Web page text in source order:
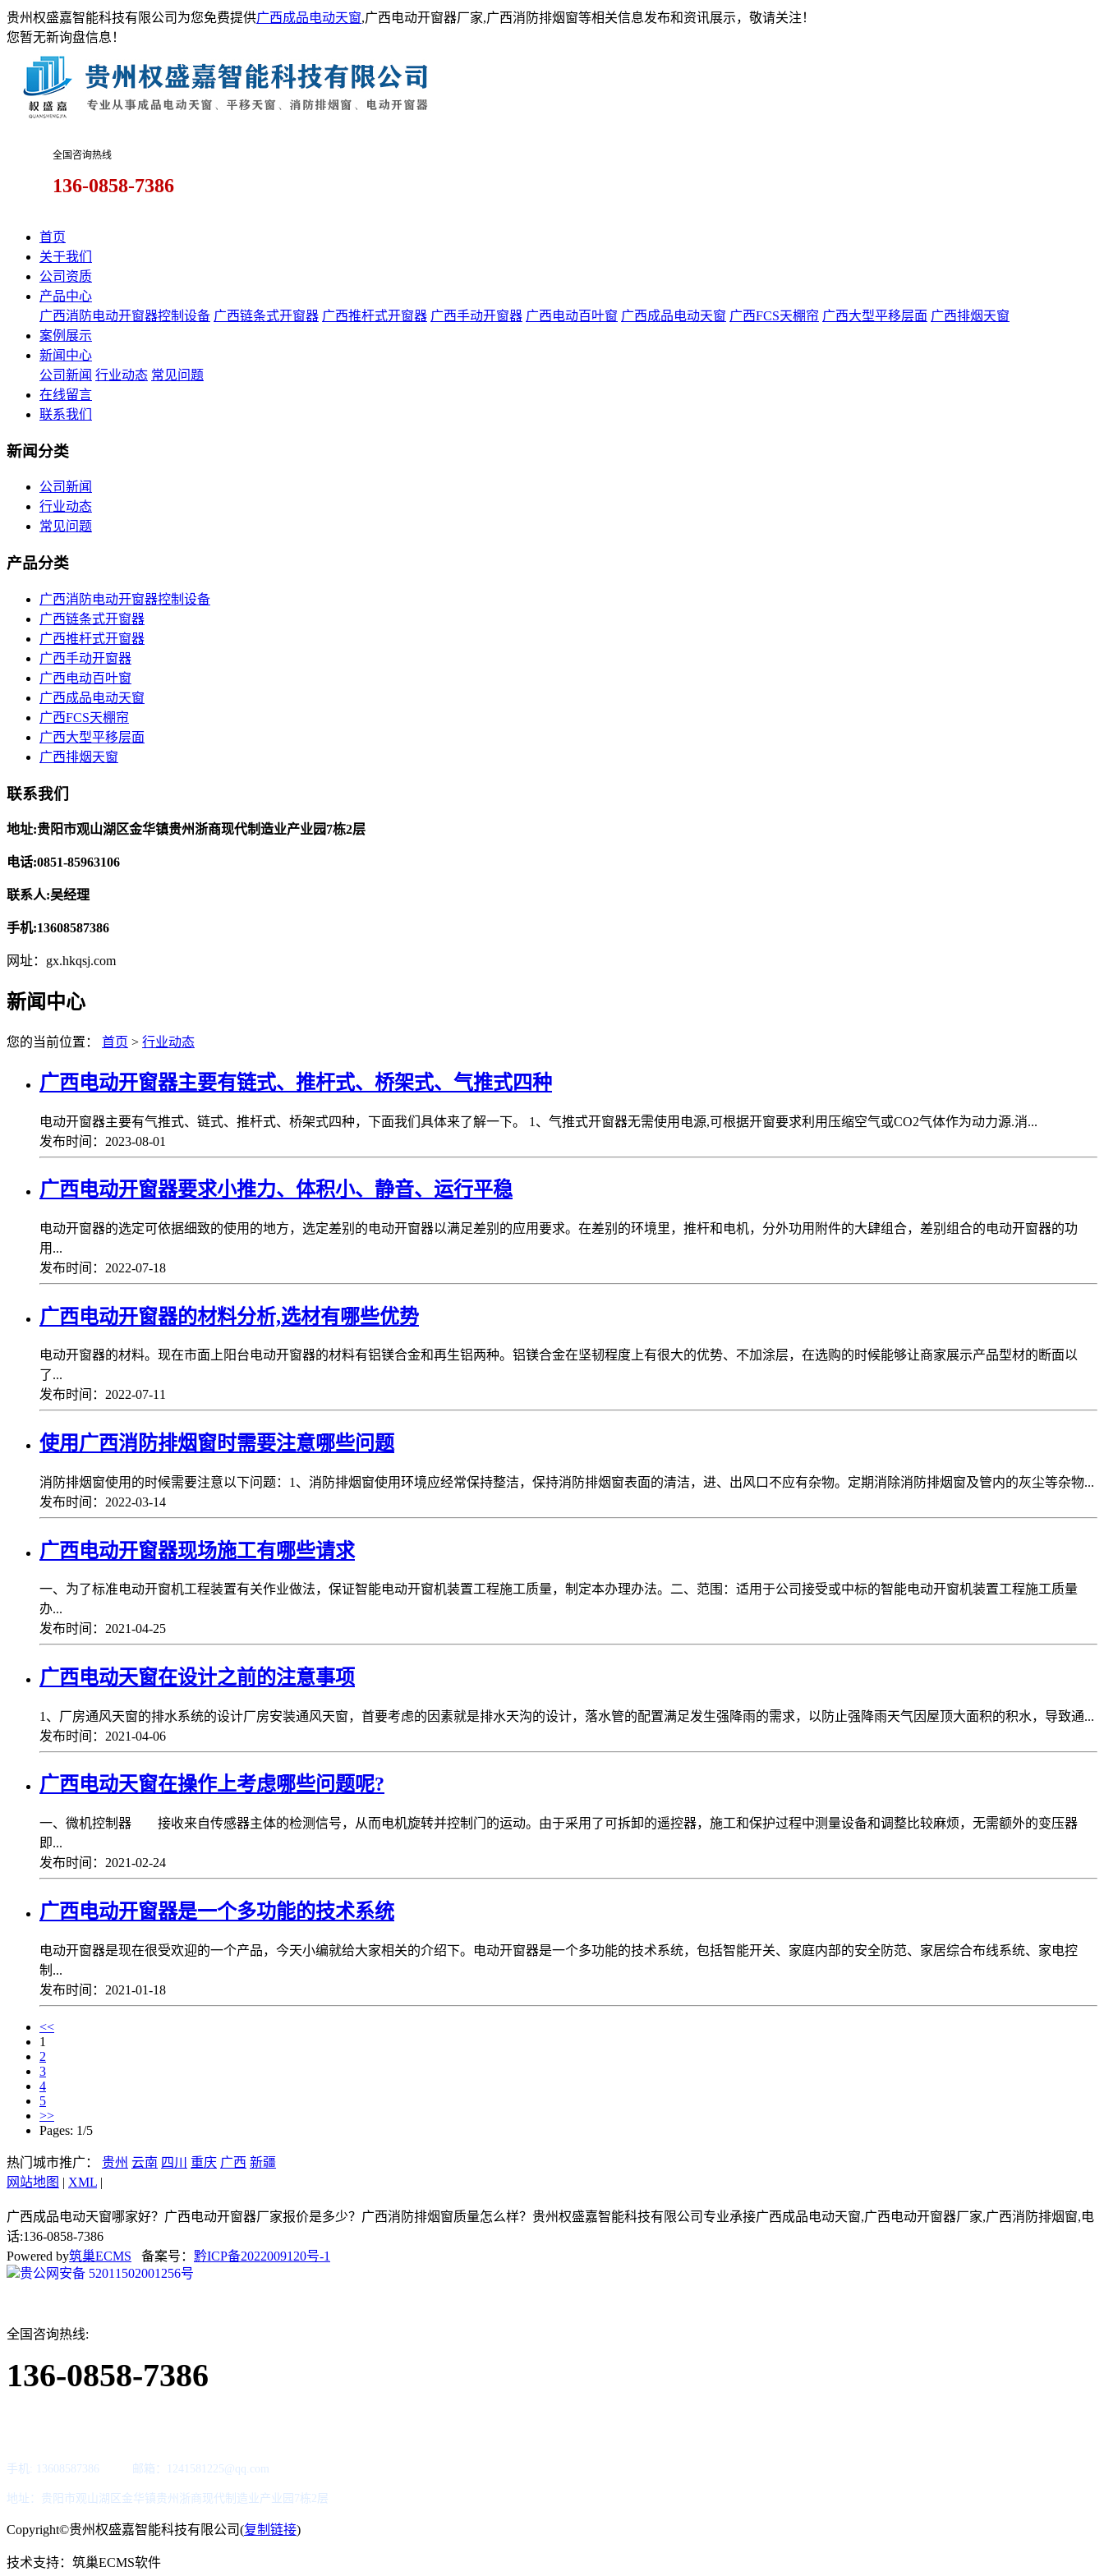
贵州权盛嘉智能科技有限公司为您免费提供广西成品电动天窗,广西电动开窗器厂家,广西消防排烟窗等相关信息发布和资讯展示，敬请关注！
您暂无新询盘信息！
全国咨询热线
136-0858-7386
首页
关于我们
公司资质
产品中心
广西消防电动开窗器控制设备 广西链条式开窗器 广西推杆式开窗器 广西手动开窗器 广西电动百叶窗 广西成品电动天窗 广西FCS天棚帘 广西大型平移层面 广西排烟天窗
案例展示
新闻中心
公司新闻 行业动态 常见问题
在线留言
联系我们
新闻分类
公司新闻
行业动态
常见问题
产品分类
广西消防电动开窗器控制设备
广西链条式开窗器
广西推杆式开窗器
广西手动开窗器
广西电动百叶窗
广西成品电动天窗
广西FCS天棚帘
广西大型平移层面
广西排烟天窗
联系我们
地址:贵阳市观山湖区金华镇贵州浙商现代制造业产业园7栋2层
电话:0851-85963106
联系人:吴经理
手机:13608587386
网址：gx.hkqsj.com
新闻中心
您的当前位置： 首页 > 行业动态
广西电动开窗器主要有链式、推杆式、桥架式、气推式四种
电动开窗器主要有气推式、链式、推杆式、桥架式四种，下面我们具体来了解一下。 1、气推式开窗器无需使用电源,可根据开窗要求利用压缩空气或CO2气体作为动力源.消...
发布时间：2023-08-01
广西电动开窗器要求小推力、体积小、静音、运行平稳
电动开窗器的选定可依据细致的使用的地方，选定差别的电动开窗器以满足差别的应用要求。在差别的环境里，推杆和电机，分外功用附件的大肆组合，差别组合的电动开窗器的功
用...
发布时间：2022-07-18
广西电动开窗器的材料分析,选材有哪些优势
电动开窗器的材料。现在市面上阳台电动开窗器的材料有铝镁合金和再生铝两种。铝镁合金在坚韧程度上有很大的优势、不加涂层，在选购的时候能够让商家展示产品型材的断面以
了...
发布时间：2022-07-11
使用广西消防排烟窗时需要注意哪些问题
消防排烟窗使用的时候需要注意以下问题：1、消防排烟窗使用环境应经常保持整洁，保持消防排烟窗表面的清洁，进、出风口不应有杂物。定期消除消防排烟窗及管内的灰尘等杂物...
发布时间：2022-03-14
广西电动开窗器现场施工有哪些请求
一、为了标准电动开窗机工程装置有关作业做法，保证智能电动开窗机装置工程施工质量，制定本办理办法。二、范围：适用于公司接受或中标的智能电动开窗机装置工程施工质量
办...
发布时间：2021-04-25
广西电动天窗在设计之前的注意事项
1、厂房通风天窗的排水系统的设计厂房安装通风天窗，首要考虑的因素就是排水天沟的设计，落水管的配置满足发生强降雨的需求，以防止强降雨天气因屋顶大面积的积水，导致通...
发布时间：2021-04-06
广西电动天窗在操作上考虑哪些问题呢?
一、微机控制器 接收来自传感器主体的检测信号，从而电机旋转并控制门的运动。由于采用了可拆卸的遥控器，施工和保护过程中测量设备和调整比较麻烦，无需额外的变压器
即...
发布时间：2021-02-24
广西电动开窗器是一个多功能的技术系统
电动开窗器是现在很受欢迎的一个产品，今天小编就给大家相关的介绍下。电动开窗器是一个多功能的技术系统，包括智能开关、家庭内部的安全防范、家居综合布线系统、家电控
制...
发布时间：2021-01-18
<<
1
2
3
4
5
>>
Pages: 1/5
热门城市推广： 贵州 云南 四川 重庆 广西 新疆
网站地图 | XML |
广西成品电动天窗哪家好？广西电动开窗器厂家报价是多少？广西消防排烟窗质量怎么样？贵州权盛嘉智能科技有限公司专业承接广西成品电动天窗,广西电动开窗器厂家,广西消防排烟窗,电
话:136-0858-7386
Powered by筑巢ECMS 备案号： 黔ICP备2022009120号-1
贵公网安备 52011502001256号
全国咨询热线:
136-0858-7386
手机: 13608587386 邮箱：1241581225@qq.com
地址：贵阳市观山湖区金华镇贵州浙商现代制造业产业园7栋2层
Copyright©贵州权盛嘉智能科技有限公司(复制链接)
技术支持：筑巢ECMS软件